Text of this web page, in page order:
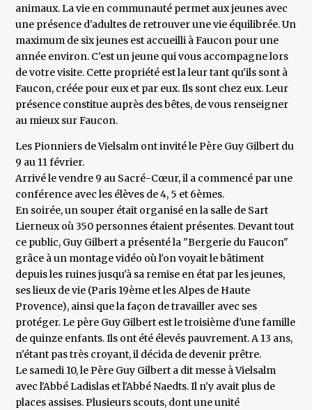
animaux. La vie en communauté permet aux jeunes avec
une présence d'adultes de retrouver une vie équilibrée. Un
maximum de six jeunes est accueilli à Faucon pour une
année environ. C'est un jeune qui vous accompagne lors
de votre visite. Cette propriété est la leur tant qu'ils sont à
Faucon, créée pour eux et par eux. Ils sont chez eux. Leur
présence constitue auprès des bêtes, de vous renseigner
au mieux sur Faucon.
Les Pionniers de Vielsalm ont invité le Père Guy Gilbert du
9 au 11 février.
Arrivé le vendre 9 au Sacré-Cœur, il a commencé par une
conférence avec les élèves de 4, 5 et 6èmes.
En soirée, un souper était organisé en la salle de Sart
Lierneux où 350 personnes étaient présentes. Devant tout
ce public, Guy Gilbert a présenté la "Bergerie du Faucon"
grâce à un montage vidéo où l'on voyait le bâtiment
depuis les ruines jusqu'à sa remise en état par les jeunes,
ses lieux de vie (Paris 19ème et les Alpes de Haute
Provence), ainsi que la façon de travailler avec ses
protéger. Le père Guy Gilbert est le troisième d'une famille
de quinze enfants. Ils ont été élevés pauvrement. A 13 ans,
n'étant pas très croyant, il décida de devenir prêtre.
Le samedi 10, le Père Guy Gilbert a dit messe à Vielsalm
avec l'Abbé Ladislas et l'Abbé Naedts. Il n'y avait plus de
places assises. Plusieurs scouts, dont une unité